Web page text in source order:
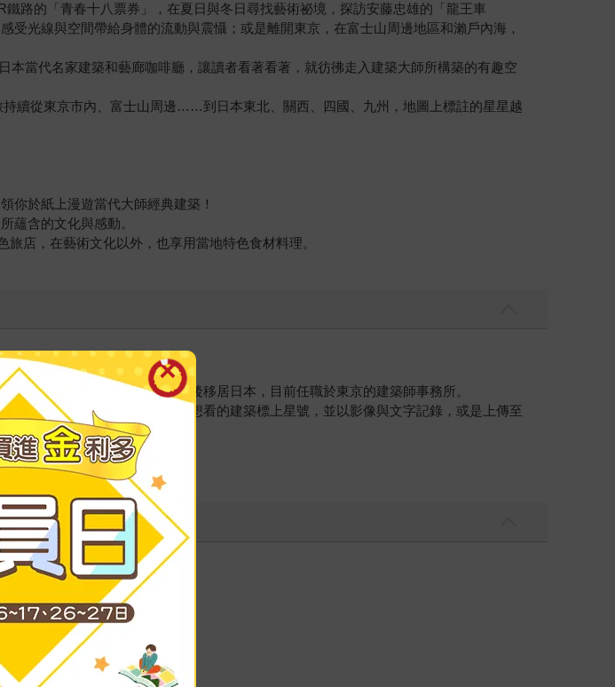
路的「青春十八票券」，在夏日與冬日尋找藝術祕境，探訪安藤忠雄的「龍王車
光線與空間帶給身體的流動與震懾；或是離開東京，在富士山周邊地區和瀨戶內海，
當代名家建築和藝廊咖啡廳，讓讀者看著看著，就彷彿走入建築大師所構築的有趣空
續從東京市內、富士山周邊……到日本東北、關西、四國、九州，地圖上標註的星星越
你於紙上漫遊當代大師經典建築！
蘊含的文化與感動。
店，在藝術文化以外，也享用當地特色食材料理。
勤務、取得台灣建築師執照後移居日本，目前任職於東京的建築師事務所。
題展開旅行，喜歡在地圖上將想看的建築標上星號，並以影像與文字記錄，或是上傳至